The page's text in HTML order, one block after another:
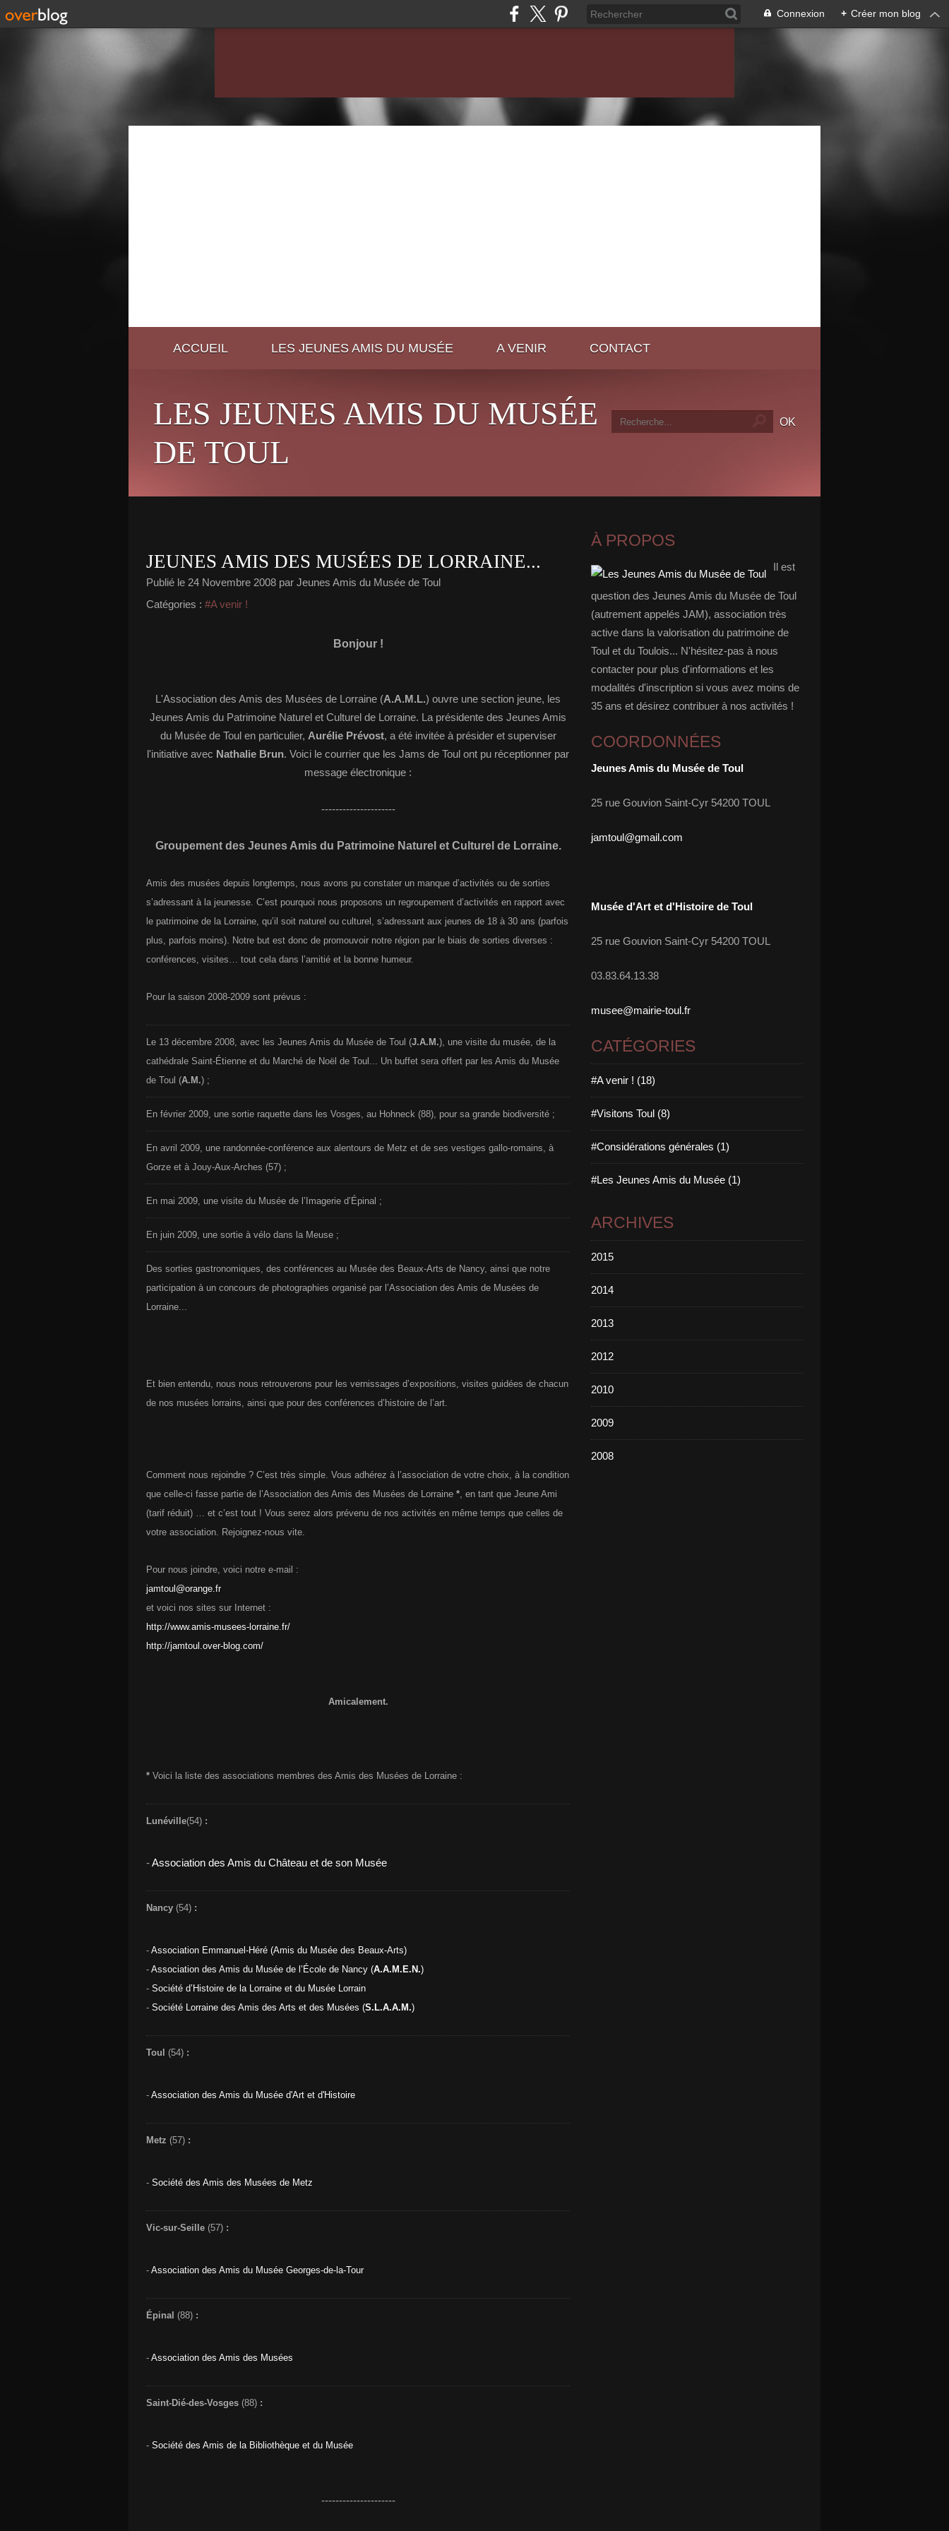
Connexion + Créer mon blog
ACCUEIL LES JEUNES AMIS DU MUSÉE A VENIR CONTACT
LES JEUNES AMIS DU MUSÉE
DE TOUL
JEUNES AMIS DES MUSÉES DE LORRAINE...
Publié le 24 Novembre 2008 par Jeunes Amis du Musée de Toul
Catégories : #A venir !
Bonjour !
L'Association des Amis des Musées de Lorraine (A.A.M.L.) ouvre une section jeune, les
Jeunes Amis du Patrimoine Naturel et Culturel de Lorraine. La présidente des Jeunes Amis
du Musée de Toul en particulier, Aurélie Prévost, a été invitée à présider et superviser
l'initiative avec Nathalie Brun. Voici le courrier que les Jams de Toul ont pu réceptionner par
message électronique :
---------------------
Groupement des Jeunes Amis du Patrimoine Naturel et Culturel de Lorraine.
Amis des musées depuis longtemps, nous avons pu constater un manque d’activités ou de sorties
s’adressant à la jeunesse. C’est pourquoi nous proposons un regroupement d’activités en rapport avec
le patrimoine de la Lorraine, qu’il soit naturel ou culturel, s’adressant aux jeunes de 18 à 30 ans (parfois
plus, parfois moins). Notre but est donc de promouvoir notre région par le biais de sorties diverses :
conférences, visites… tout cela dans l’amitié et la bonne humeur.
Pour la saison 2008-2009 sont prévus :
Le 13 décembre 2008, avec les Jeunes Amis du Musée de Toul (J.A.M.), une visite du musée, de la
cathédrale Saint-Étienne et du Marché de Noël de Toul... Un buffet sera offert par les Amis du Musée
de Toul (A.M.) ;
En février 2009, une sortie raquette dans les Vosges, au Hohneck (88), pour sa grande biodiversité ;
En avril 2009, une randonnée-conférence aux alentours de Metz et de ses vestiges gallo-romains, à
Gorze et à Jouy-Aux-Arches (57) ;
En mai 2009, une visite du Musée de l’Imagerie d’Épinal ;
En juin 2009, une sortie à vélo dans la Meuse ;
Des sorties gastronomiques, des conférences au Musée des Beaux-Arts de Nancy, ainsi que notre
participation à un concours de photographies organisé par l’Association des Amis de Musées de
Lorraine...
Et bien entendu, nous nous retrouverons pour les vernissages d’expositions, visites guidées de chacun
de nos musées lorrains, ainsi que pour des conférences d’histoire de l’art.
Comment nous rejoindre ? C’est très simple. Vous adhérez à l’association de votre choix, à la condition
que celle-ci fasse partie de l’Association des Amis des Musées de Lorraine *, en tant que Jeune Ami
(tarif réduit) … et c’est tout ! Vous serez alors prévenu de nos activités en même temps que celles de
votre association. Rejoignez-nous vite.
Pour nous joindre, voici notre e-mail :
jamtoul@orange.fr
et voici nos sites sur Internet :
http://www.amis-musees-lorraine.fr/
http://jamtoul.over-blog.com/
Amicalement.
* Voici la liste des associations membres des Amis des Musées de Lorraine :
Lunéville(54) :
-Association des Amis du Château et de son Musée
Nancy (54) :
- Association Emmanuel-Héré (Amis du Musée des Beaux-Arts)
- Association des Amis du Musée de l’École de Nancy (A.A.M.E.N.)
- Société d’Histoire de la Lorraine et du Musée Lorrain
- Société Lorraine des Amis des Arts et des Musées (S.L.A.A.M.)
Toul (54) :
- Association des Amis du Musée d'Art et d'Histoire
Metz (57) :
- Société des Amis des Musées de Metz
Vic-sur-Seille (57) :
- Association des Amis du Musée Georges-de-la-Tour
Épinal (88) :
- Association des Amis des Musées
Saint-Dié-des-Vosges (88) :
- Société des Amis de la Bibliothèque et du Musée
---------------------
À PROPOS
Il est
question des Jeunes Amis du Musée de Toul
(autrement appelés JAM), association très
active dans la valorisation du patrimoine de
Toul et du Toulois... N'hésitez-pas à nous
contacter pour plus d'informations et les
modalités d'inscription si vous avez moins de
35 ans et désirez contribuer à nos activités !
COORDONNÉES
Jeunes Amis du Musée de Toul
25 rue Gouvion Saint-Cyr 54200 TOUL
jamtoul@gmail.com
Musée d'Art et d'Histoire de Toul
25 rue Gouvion Saint-Cyr 54200 TOUL
03.83.64.13.38
musee@mairie-toul.fr
CATÉGORIES
#A venir ! (18)
#Visitons Toul (8)
#Considérations générales (1)
#Les Jeunes Amis du Musée (1)
ARCHIVES
2015
2014
2013
2012
2010
2009
2008